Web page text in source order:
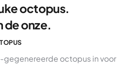
octopus.
de onze.
gegenereerde octopus in voor